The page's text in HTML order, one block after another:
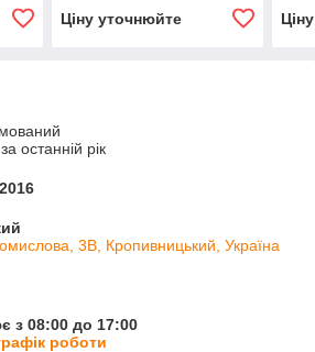
Ціну уточнюйте
останній рік
3В, Кропивницький, Україна
з 08:00 до 17:00
роботи